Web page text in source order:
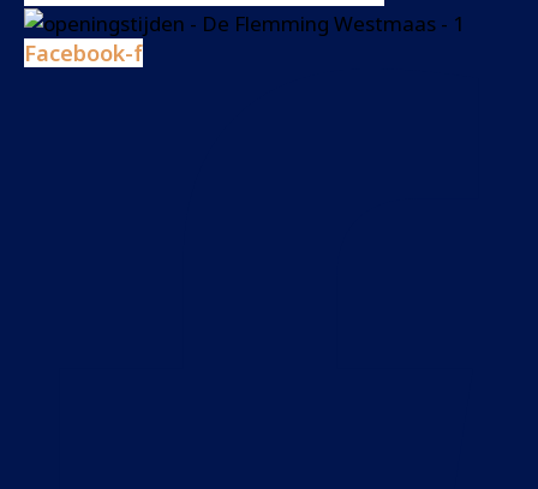
Facebook-f